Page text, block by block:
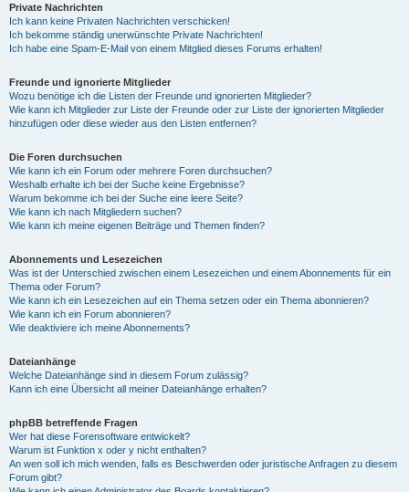
Private Nachrichten
Ich kann keine Privaten Nachrichten verschicken!
Ich bekomme ständig unerwünschte Private Nachrichten!
Ich habe eine Spam-E-Mail von einem Mitglied dieses Forums erhalten!
Freunde und ignorierte Mitglieder
Wozu benötige ich die Listen der Freunde und ignorierten Mitglieder?
Wie kann ich Mitglieder zur Liste der Freunde oder zur Liste der ignorierten Mitglieder
hinzufügen oder diese wieder aus den Listen entfernen?
Die Foren durchsuchen
Wie kann ich ein Forum oder mehrere Foren durchsuchen?
Weshalb erhalte ich bei der Suche keine Ergebnisse?
Warum bekomme ich bei der Suche eine leere Seite?
Wie kann ich nach Mitgliedern suchen?
Wie kann ich meine eigenen Beiträge und Themen finden?
Abonnements und Lesezeichen
Was ist der Unterschied zwischen einem Lesezeichen und einem Abonnements für ein
Thema oder Forum?
Wie kann ich ein Lesezeichen auf ein Thema setzen oder ein Thema abonnieren?
Wie kann ich ein Forum abonnieren?
Wie deaktiviere ich meine Abonnements?
Dateianhänge
Welche Dateianhänge sind in diesem Forum zulässig?
Kann ich eine Übersicht all meiner Dateianhänge erhalten?
phpBB betreffende Fragen
Wer hat diese Forensoftware entwickelt?
Warum ist Funktion x oder y nicht enthalten?
An wen soll ich mich wenden, falls es Beschwerden oder juristische Anfragen zu diesem
Forum gibt?